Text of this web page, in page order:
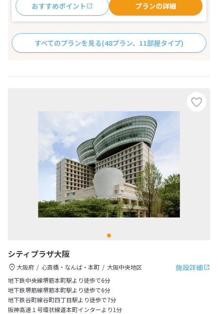
おすすめポイント プランの詳細
すべてのプランを見る(48プラン、11部屋タイプ)
シティプラザ大阪
施設詳細
大阪府 心斎橋・なんば・本町
大阪中央地区
地下鉄中央線堺筋本町駅より徒歩で6分
地下鉄堺筋線堺筋本町駅より徒歩で6分
地下鉄谷町線谷町四丁目駅より徒歩で7分
阪神高速１号環状線道本町インターより1分